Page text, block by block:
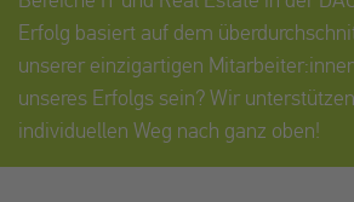
Erfolg basiert auf dem
unserer einzigartigen
unseres Erfolgs sein? Wir
individuellen Weg nach ganz oben!